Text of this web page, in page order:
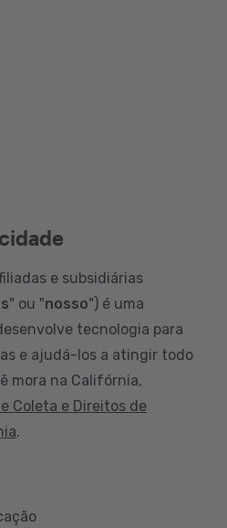
e subsidiárias
" ou "nosso") é uma
tecnologia para
e ajudá-los a atingir todo
mora na Califórnia,
Coleta e Direitos de
.